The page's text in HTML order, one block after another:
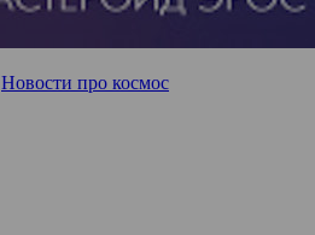
Новости про космос